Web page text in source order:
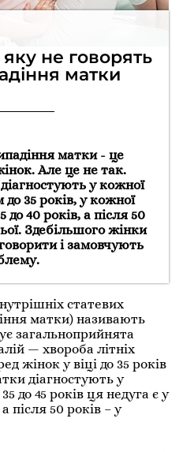
не говорять
матки
матки - це
Але це не так.
у кожної
до 35 років, у кожної
до 40 років, а після 50
Здебільшого жінки
і замовчують
статевих
матки) називають
загальноприйнята
— хвороба літніх
жінок у віці до 35 років
діагностують у
до 45 років ця недуга є у
після 50 років – у